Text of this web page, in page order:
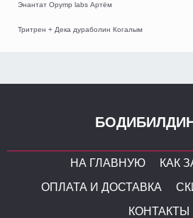
Энантат Opymp labs Артём
Тритрен + Дека дураболин Когалым
НА ГЛАВНУЮ
КАК
ОПЛАТА И ДОСТАВКА
КОНТАКТЫ